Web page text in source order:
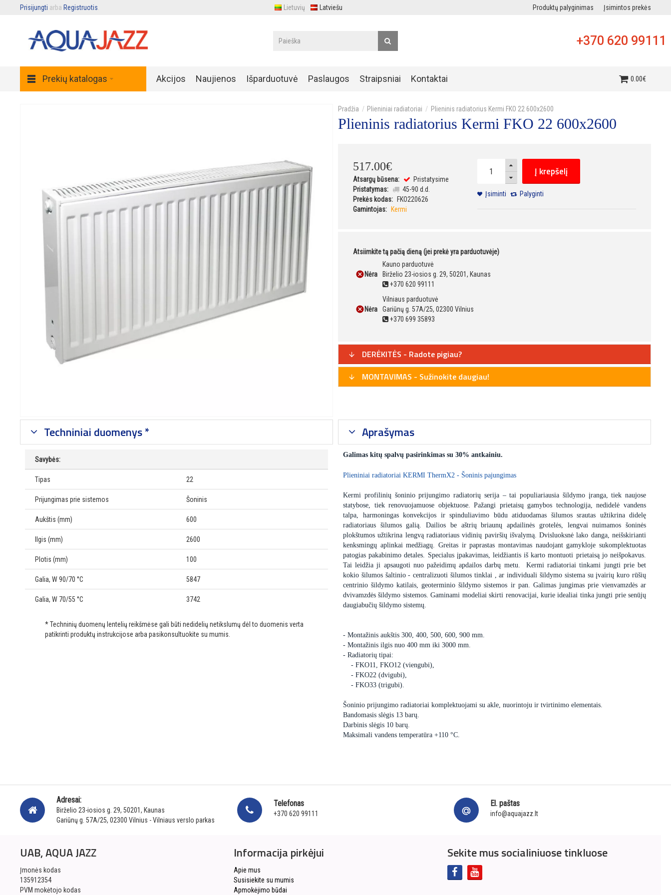
Prisijungti arba Registruotis Lietuvių Latviešu Produktų palyginimas Įsimintos prekės
+370 620 99111
Prekių katalogas Akcijos Naujienos Išparduotuvė Paslaugos Straipsniai Kontaktai 0.00€
Plieniniai radiatoriai Plieninis radiatorius Kermi FKO 22 600x2600
Plieninis radiatorius Kermi FKO 22 600x2600
517.00€
Atsargų būsena:
Pristatysime
Pristatymas:
45-90 d.d.
Prekės kodas:
FKO220626
Gamintojas:
Kermi
Į krepšelį
Įsiminti Palyginti
Atsiimkite tą pačią dieną (jei prekė yra parduotuvėje)
Nėra
Kauno parduotuvė
Birželio 23-iosios g. 29, 50201, Kaunas
+370 620 99111
Nėra
Vilniaus parduotuvė
Gariūnų g. 57A/25, 02300 Vilnius
+370 699 35893
DERĖKITĖS - Radote pigiau?
MONTAVIMAS - Sužinokite daugiau!
Techniniai duomenys *
Savybės:
Tipas 22
Prijungimas prie sistemos Šoninis
Aukštis (mm) 600
Ilgis (mm) 2600
Plotis (mm) 100
Galia, W 90/70 °C 5847
Galia, W 70/55 °C 3742
* Techninių duomenų lentelių reikšmėse gali būti nedidelių netikslumų dėl to duomenis verta
patikrinti produktų instrukcijose arba pasikonsultuokite su mumis.
Aprašymas
Galimas kitų spalvų pasirinkimas su 30% antkainiu.
Plieniniai radiatoriai KERMI ThermX2 - Šoninis pajungimas
Kermi profilinių šoninio prijungimo radiatorių serija – tai populiariausia šildymo įranga, tiek naujose
statybose, tiek renovuojamuose objektuose. Pažangi prietaisų gamybos technologija, nedidelė vandens
talpa, harmoningas konvekcijos ir spinduliavimo būdu atiduodamas šilumos srautas užtikrina didelę
radiatoriaus šilumos galią. Dailios be aštrių briaunų apdailinės grotelės, lengvai nuimamos šoninės
plokštumos užtikrina lengvą radiatoriaus vidinių paviršių išvalymą. Dvisluoksnė lako danga, neišskirianti
kenksmingų aplinkai medžiagų. Greitas ir paprastas montavimas naudojant gamykloje sukomplektuotas
patogias pakabinimo detales. Specialus įpakavimas, leidžiantis iš karto montuoti prietaisą jo neišpokavus.
Tai leidžia ji apsaugoti nuo pažeidimų apdailos darbų metu. Kermi radiatoriai tinkami jungti prie bet
kokio šilumos šaltinio - centralizuoti šilumos tinklai , ar individuali šildymo sistema su įvairių kuro rūšių
centrinio šildymo katilais, geoterminio šildymo sistemos ir pan. Galimas jungimas prie vienvamzdės ar
dvivamzdės šildymo sistemos. Gaminami modeliai skirti renovacijai, kurie idealiai tinka jungti prie senūjų
daugiabučių šildymo sistemų.
- Montažinis aukštis 300, 400, 500, 600, 900 mm.
- Montažinis ilgis nuo 400 mm iki 3000 mm.
- Radiatorių tipai:
- FKO11, FKO12 (viengubi),
- FKO22 (dvigubi),
- FKO33 (trigubi).
Šoninio prijungimo radiatoriai komplektuojami su akle, nuorintoju ir tvirtinimo elementais.
Bandomasis slėgis 13 barų.
Darbinis slėgis 10 barų.
Maksimali vandens temperatūra +110 °C.
Adresai:
Birželio 23-iosios g. 29, 50201, Kaunas
Gariūnų g. 57A/25, 02300 Vilnius - Vilniaus verslo parkas
Telefonas
+370 620 99111
El. paštas
info@aquajazz.lt
UAB, AQUA JAZZ
Įmonės kodas
135912354
PVM mokėtojo kodas
Informacija pirkėjui
Apie mus
Susisiekite su mumis
Apmokėjimo būdai
Sekite mus socialiniuose tinkluose